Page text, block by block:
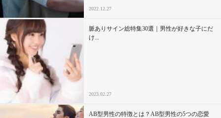
2022.12.27
脈ありサイン総特集30選｜男性が好きな子にだ
け...
2023.02.27
AB型男性の特徴とは？AB型男性の5つの恋愛